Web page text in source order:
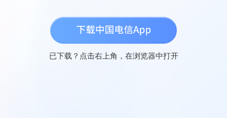
已下载？点击右上角，在浏览器中打开